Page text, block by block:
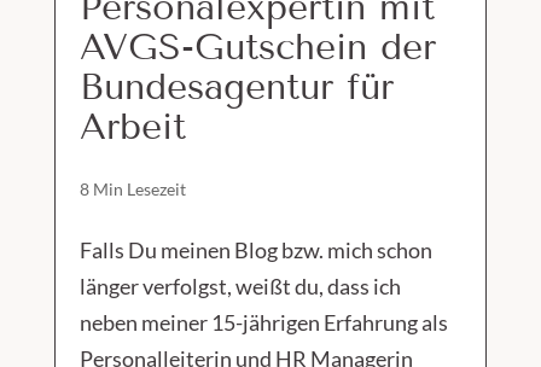
AVGS-Gutschein der
Bundesagentur für
Arbeit
8 Min Lesezeit
Falls Du meinen Blog bzw. mich schon
länger verfolgst, weißt du, dass ich
neben meiner 15-jährigen Erfahrung als
Personalleiterin und HR Managerin